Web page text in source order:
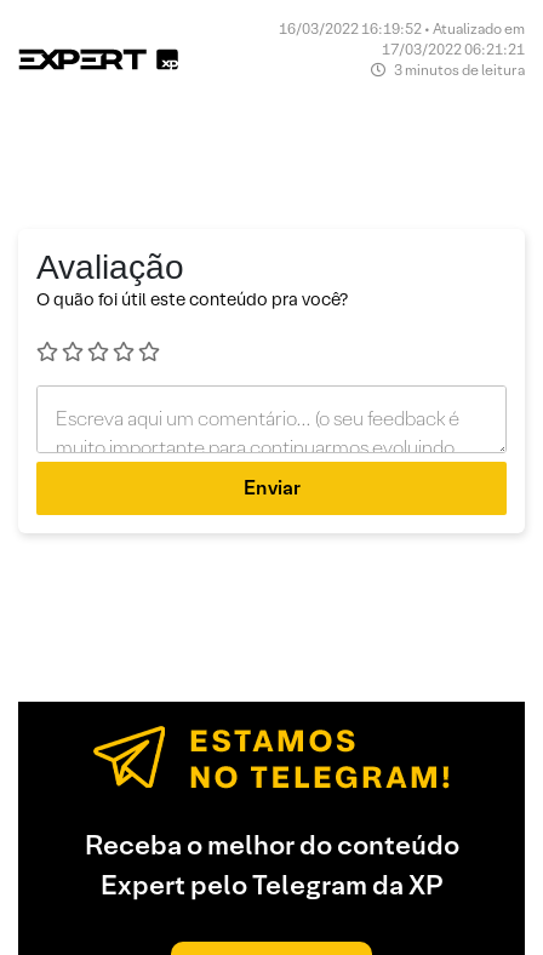
16/03/2022 16:19:52 • Atualizado em
17/03/2022 06:21:21
3 minutos de leitura
Avaliação
O quão foi útil este conteúdo pra você?
Enviar
Receba o melhor do conteúdo
Expert pelo Telegram da XP